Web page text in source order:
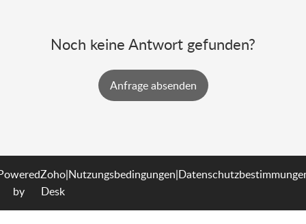
Noch keine Antwort gefunden?
by
Zoho
Desk
|Nutzungsbedingungen|